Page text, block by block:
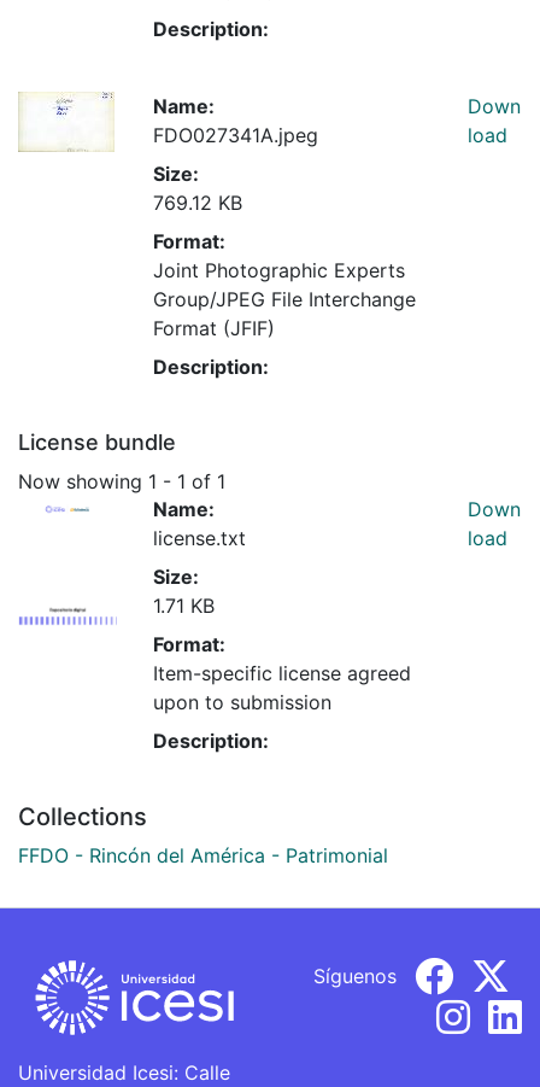
Description:
Name:
FDO027341A.jpeg
Size:
769.12 KB
Format:
Joint Photographic Experts
Group/JPEG File Interchange
Format (JFIF)
Description:
Down
load
License bundle
Now showing 1 - 1 of 1
Name:
license.txt
Size:
1.71 KB
Format:
Item-specific license agreed
upon to submission
Description:
Down
load
Collections
FFDO - Rincón del América - Patrimonial
Universidad Icesi: Calle
Síguenos